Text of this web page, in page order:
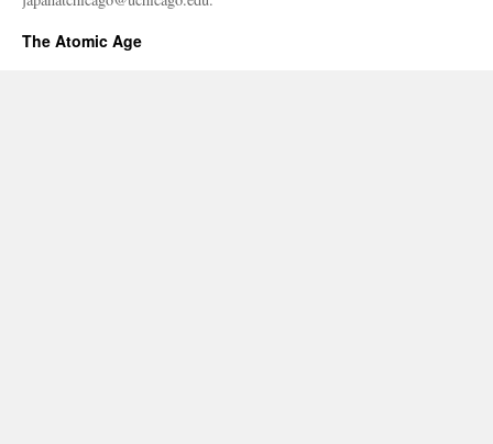
The Atomic Age